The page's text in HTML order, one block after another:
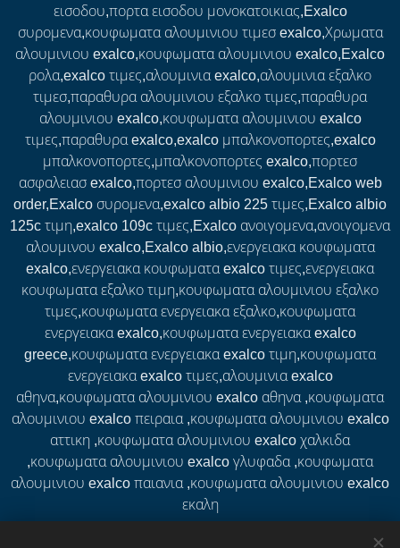
εισοδου,πορτα εισοδου μονοκατοικιας,Exalco
συρομενα,κουφωματα αλουμινιου τιμεσ exalco,Χρωματα
αλουμινιου exalco,κουφωματα αλουμινιου exalco,Exalco
ρολα,exalco τιμες,αλουμινια exalco,αλουμινια εξαλκο
τιμεσ,παραθυρα αλουμινιου εξαλκο τιμες,παραθυρα
αλουμινιου exalco,κουφωματα αλουμινιου exalco
τιμες,παραθυρα exalco,exalco μπαλκονοπορτες,exalco
μπαλκονοπορτες,μπαλκονοπορτες exalco,πορτεσ
ασφαλειασ exalco,πορτεσ αλουμινιου exalco,Exalco web
order,Exalco συρομενα,exalco albio 225 τιμες,Exalco albio
125c τιμη,exalco 109c τιμες,Exalco ανοιγομενα,ανοιγομενα
αλουμινου exalco,Exalco albio,ενεργειακα κουφωματα
exalco,ενεργειακα κουφωματα exalco τιμες,ενεργειακα
κουφωματα εξαλκο τιμη,κουφωματα αλουμινιου εξαλκο
τιμες,κουφωματα ενεργειακα εξαλκο,κουφωματα
ενεργειακα exalco,κουφωματα ενεργειακα exalco
greece,κουφωματα ενεργειακα exalco τιμη,κουφωματα
ενεργειακα exalco τιμες,αλουμινια exalco
αθηνα,κουφωματα αλουμινιου exalco αθηνα ,κουφωματα
αλουμινιου exalco πειραια ,κουφωματα αλουμινιου exalco
αττικη ,κουφωματα αλουμινιου exalco χαλκιδα
,κουφωματα αλουμινιου exalco γλυφαδα ,κουφωματα
αλουμινιου exalco παιανια ,κουφωματα αλουμινιου exalco
εκαλη